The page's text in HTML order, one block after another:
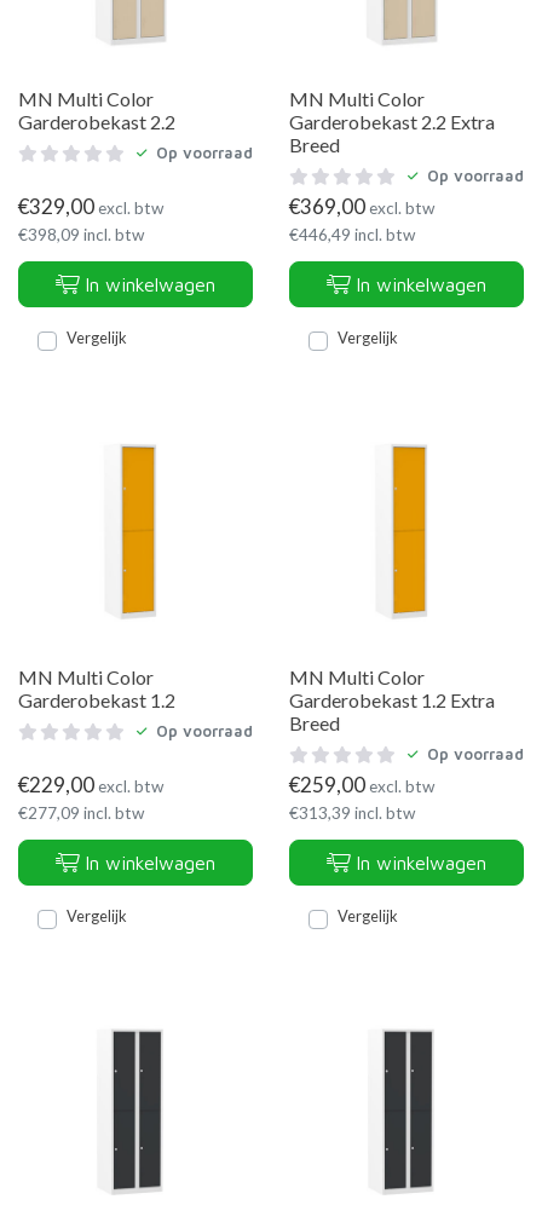
MN Multi Color
Garderobekast 2.2
Op voorraad
€329,00excl. btw
€398,09 incl. btw
In winkelwagen
Vergelijk
MN Multi Color
Garderobekast 2.2 Extra
Breed
Op voorraad
€369,00excl. btw
€446,49 incl. btw
In winkelwagen
Vergelijk
MN Multi Color
Garderobekast 1.2
Op voorraad
€229,00excl. btw
€277,09 incl. btw
In winkelwagen
Vergelijk
MN Multi Color
Garderobekast 1.2 Extra
Breed
Op voorraad
€259,00excl. btw
€313,39 incl. btw
In winkelwagen
Vergelijk